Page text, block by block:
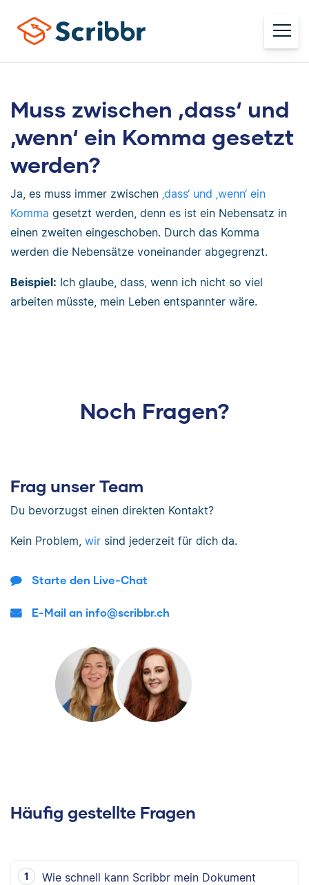
Muss zwischen ‚dass‘ und
‚wenn‘ ein Komma gesetzt
werden?
Ja, es muss immer zwischen ‚dass‘ und ‚wenn‘ ein
Komma gesetzt werden, denn es ist ein Nebensatz in
einen zweiten eingeschoben. Durch das Komma
werden die Nebensätze voneinander abgegrenzt.
Beispiel: Ich glaube, dass, wenn ich nicht so viel
arbeiten müsste, mein Leben entspannter wäre.
Noch Fragen?
Frag unser Team
Du bevorzugst einen direkten Kontakt?
Kein Problem, wir sind jederzeit für dich da.
Starte den Live-Chat
E-Mail an info@scribbr.ch
Häufig gestellte Fragen
Wie schnell kann Scribbr mein Dokument